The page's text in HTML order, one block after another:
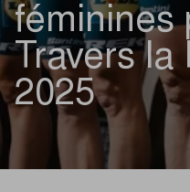
féminines
Travers la
2025